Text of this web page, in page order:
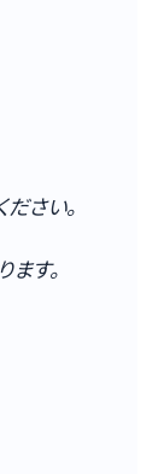
さい。
す。